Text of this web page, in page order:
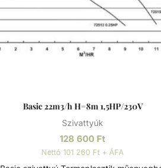
Basic 22m3/h H=8m 1,5HP/230V
Szivattyúk
128 600 Ft
Nettó 101 260 Ft + ÁFA